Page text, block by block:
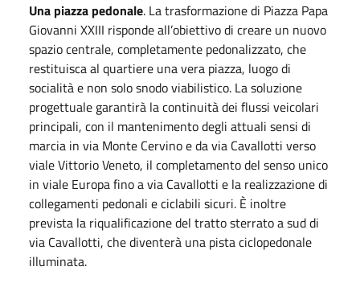
Una piazza pedonale. La trasformazione di Piazza Papa
Giovanni XXIII risponde all’obiettivo di creare un nuovo
spazio centrale, completamente pedonalizzato, che
restituisca al quartiere una vera piazza, luogo di
socialità e non solo snodo viabilistico. La soluzione
progettuale garantirà la continuità dei flussi veicolari
principali, con il mantenimento degli attuali sensi di
marcia in via Monte Cervino e da via Cavallotti verso
viale Vittorio Veneto, il completamento del senso unico
in viale Europa fino a via Cavallotti e la realizzazione di
collegamenti pedonali e ciclabili sicuri. È inoltre
prevista la riqualificazione del tratto sterrato a sud di
via Cavallotti, che diventerà una pista ciclopedonale
illuminata.